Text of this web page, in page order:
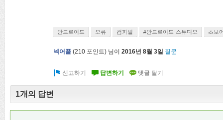
안드로이드 오류 컴파일 #안드로이드-스튜디오 초보
넥어플 (210 포인트) 님이 2016년 8월 3일 질문
1개의 답변